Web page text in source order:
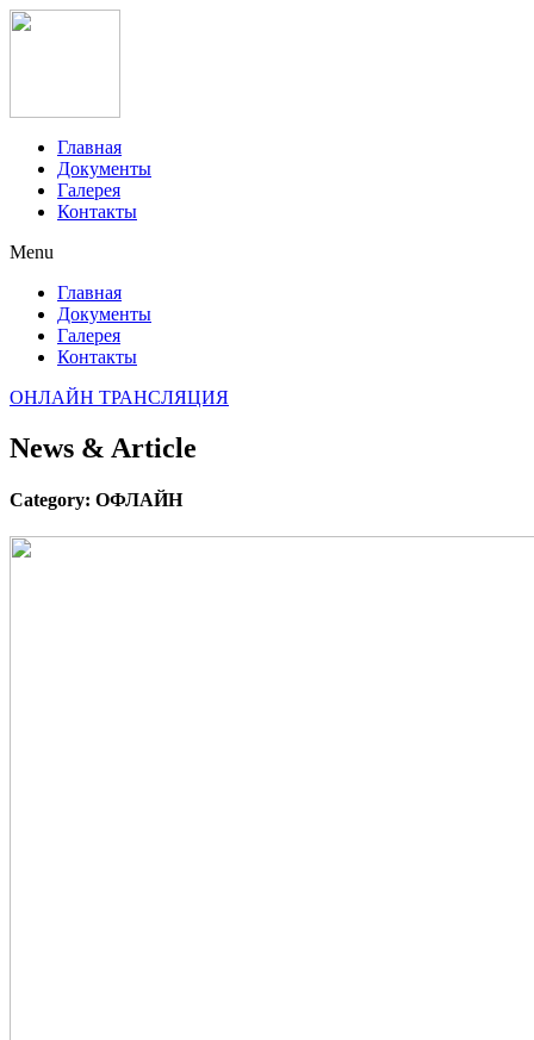
Главная
Документы
Галерея
Контакты
Menu
Главная
Документы
Галерея
Контакты
ОНЛАЙН ТРАНСЛЯЦИЯ
News & Article
Category: ОФЛАЙН